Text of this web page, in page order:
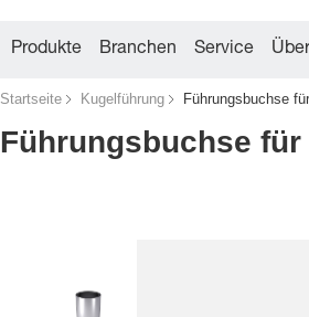
Produkte Branchen Service
Startseite Kugelführung Führungsbuchse
Führungsbuchse für